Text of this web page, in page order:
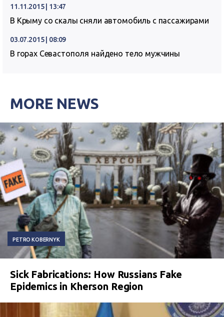
11.11.2015 | 13:47
В Крыму со скалы сняли автомобиль с пассажирами
03.07.2015 | 08:09
В горах Севастополя найдено тело мужчины
MORE NEWS
PETRO KOBERNYK
Sick Fabrications: How Russians Fake
Epidemics in Kherson Region